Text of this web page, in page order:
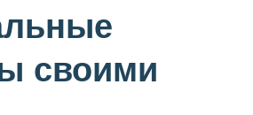
своими